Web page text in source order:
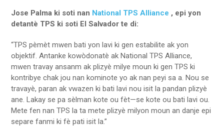
Jose Palma ki soti nan National TPS Alliance , epi yon
detantè TPS ki soti El Salvador te di:
“TPS pèmèt mwen bati yon lavi ki gen estabilite ak yon
objektif. Antanke kowòdonatè ak National TPS Alliance,
mwen travay ansanm ak plizyè milye moun ki gen TPS ki
kontribye chak jou nan kominote yo ak nan peyi sa a. Nou se
travayè, paran ak vwazen ki bati lavi nou isit la pandan plizyè
ane. Lakay se pa sèlman kote ou fèt—se kote ou bati lavi ou.
Mete fen nan TPS la ta mete plizyè milyon moun an danje epi
separe fanmi ki fè pati isit la.”